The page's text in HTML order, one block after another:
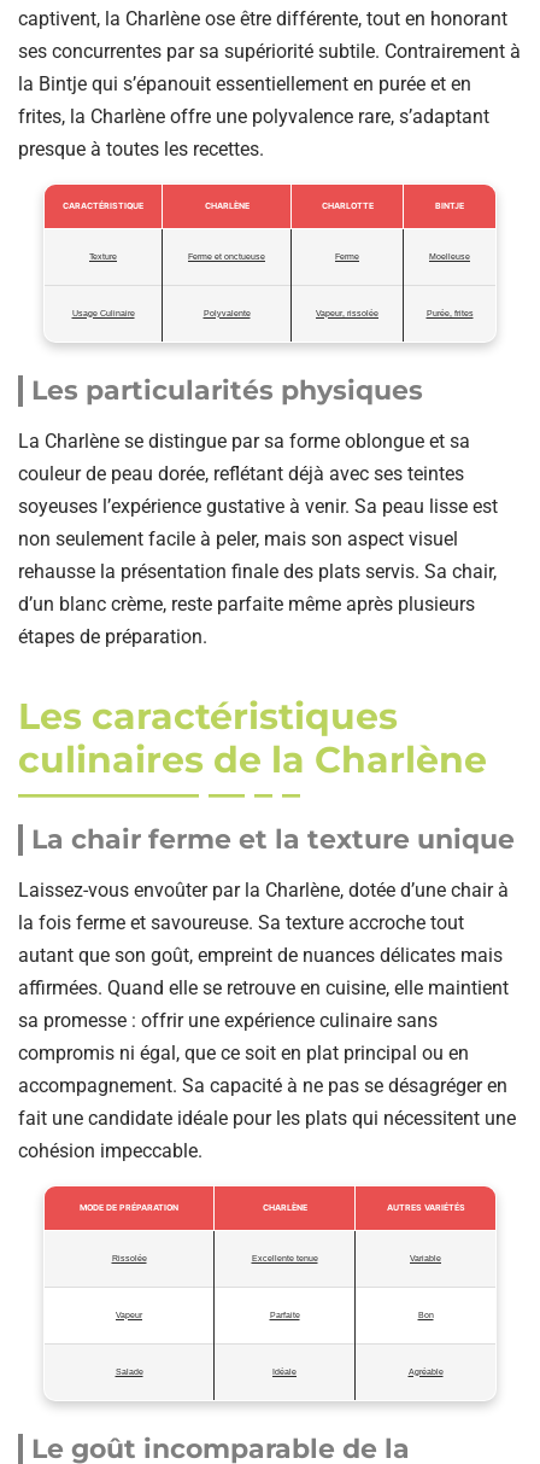
captivent, la Charlène ose être différente, tout en honorant
ses concurrentes par sa supériorité subtile. Contrairement à
la Bintje qui s’épanouit essentiellement en purée et en
frites, la Charlène offre une polyvalence rare, s’adaptant
presque à toutes les recettes.
CARACTÉRISTIQUE CHARLÈNE CHARLOTTE BINTJE
Texture Ferme et onctueuse Ferme Moelleuse
Usage Culinaire Polyvalente Vapeur, rissolée Purée, frites
Les particularités physiques
La Charlène se distingue par sa forme oblongue et sa
couleur de peau dorée, reflétant déjà avec ses teintes
soyeuses l’expérience gustative à venir. Sa peau lisse est
non seulement facile à peler, mais son aspect visuel
rehausse la présentation finale des plats servis. Sa chair,
d’un blanc crème, reste parfaite même après plusieurs
étapes de préparation.
Les caractéristiques
culinaires de la Charlène
La chair ferme et la texture unique
Laissez-vous envoûter par la Charlène, dotée d’une chair à
la fois ferme et savoureuse. Sa texture accroche tout
autant que son goût, empreint de nuances délicates mais
affirmées. Quand elle se retrouve en cuisine, elle maintient
sa promesse : offrir une expérience culinaire sans
compromis ni égal, que ce soit en plat principal ou en
accompagnement. Sa capacité à ne pas se désagréger en
fait une candidate idéale pour les plats qui nécessitent une
cohésion impeccable.
MODE DE PRÉPARATION CHARLÈNE AUTRES VARIÉTÉS
Rissolée Excellente tenue Variable
Vapeur Parfaite Bon
Salade Idéale Agréable
Le goût incomparable de la